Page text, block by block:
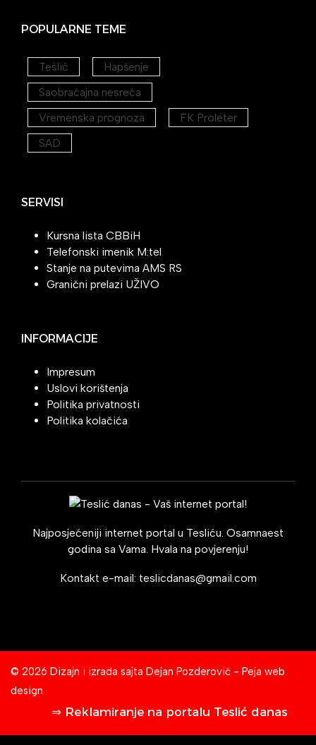
POPULARNE TEME
Teslić
Hapšenje
Saobraćajna nesreća
Vremenska prognoza
FK Proleter
SAD
SERVISI
Kursna lista CBBiH
Telefonski imenik M:tel
Stanje na putevima AMS RS
Granični prelazi UŽIVO
INFORMACIJE
Impresum
Uslovi korištenja
Politika privatnosti
Politika kolačića
Najposjećeniji internet portal u Tesliću. Osamnaest
godina sa Vama. Hvala na povjerenju!
Kontakt e-mail: teslicdanas@gmail.com
© 2026 Dizajn i izrada sajta Dejan Pozderović - Peja web
design
⇒ Reklamiranje na portalu Teslić danas